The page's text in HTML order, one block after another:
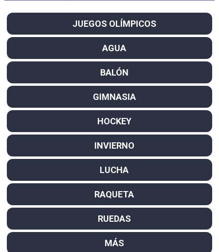
JUEGOS OLÍMPICOS
AGUA
BALÓN
GIMNASIA
HOCKEY
INVIERNO
LUCHA
RAQUETA
RUEDAS
MÁS